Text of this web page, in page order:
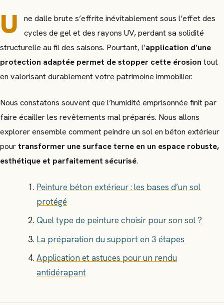
U
ne dalle brute s’effrite inévitablement sous l’effet des
cycles de gel et des rayons UV, perdant sa solidité
structurelle au fil des saisons. Pourtant, l’application d’une
protection adaptée permet de stopper cette érosion tout
en valorisant durablement votre patrimoine immobilier.
Nous constatons souvent que l’humidité emprisonnée finit par
faire écailler les revêtements mal préparés. Nous allons
explorer ensemble comment peindre un sol en béton extérieur
pourtransformer une surface terne en un espace robuste,
esthétique et parfaitement sécurisé.
Peinture béton extérieur : les bases d’un sol
protégé
Quel type de peinture choisir pour son sol ?
La préparation du support en 3 étapes
Application et astuces pour un rendu
antidérapant